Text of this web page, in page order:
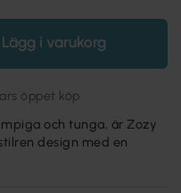
Lägg i varukorg
öppet köp
och tunga, är Zozy
design med en